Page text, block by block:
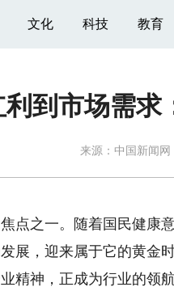
文化 科技 教育
利到市场需
来源： 中国新闻网
之一。随着国民健康
展，迎来属于它的黄金
精神，正成为行业的领